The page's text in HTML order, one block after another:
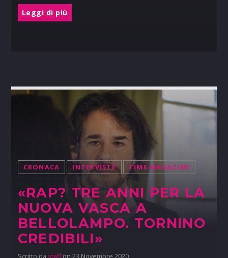
Leggi di più
CRONACA INTERVISTE TIME MAGAZINE
«RAP? TRE ANNI PER LA
NUOVA VASCA A
BELLOLAMPO. TORNINO
CREDIBILI»
Scritto da staffon 23 Novembre 2020